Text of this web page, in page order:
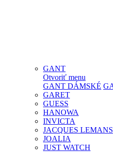
GANT
Otvoriť menu
GANT DÁMSKÉ
GARET
GUESS
HANOWA
INVICTA
JACQUES LEMANS
JOALIA
JUST WATCH